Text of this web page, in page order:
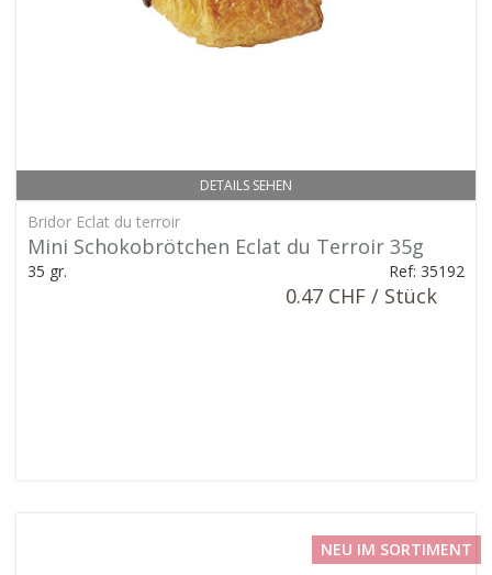
DETAILS SEHEN
Bridor Eclat du terroir
Mini Schokobrötchen Eclat du Terroir 35g
35 gr. Ref: 35192
0.47 CHF / Stück
NEU IM SORTIMENT